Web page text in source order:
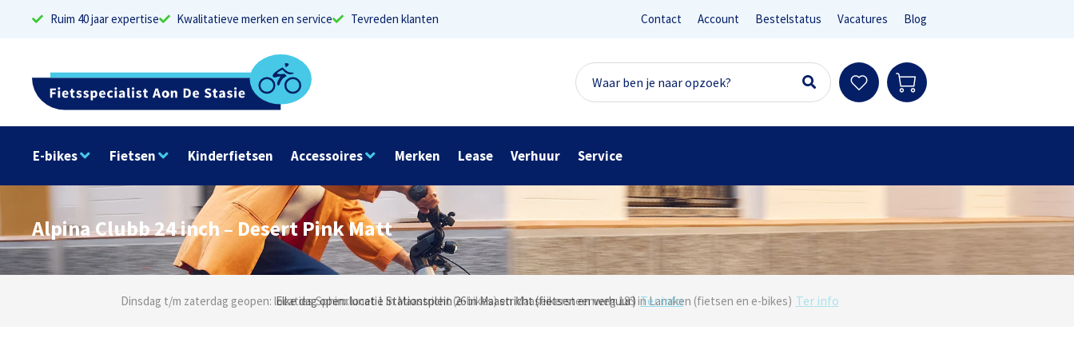
Ruim 40 jaar expertise Kwalitatieve merken en service Tevreden klanten Contact Account Bestelstatus Vacatures Blog
E-bikes Fietsen Kinderfietsen Accessoires Merken Lease Verhuur Service
Alpina Clubb 24 inch – Desert Pink Matt
Dinsdag t/m zaterdag geopen: locaties Sphinxlunet 1 in Maastricht (e-bikes) en Maaseikersteenweg 183 in Lanaken (fietsen en e-bikes) Ter info
Elke dag open: locatie Stationsplein 26 in Maastricht (fietsen en verhuur) Ter info
Onze missie? Tevreden klanten! Lees reviews